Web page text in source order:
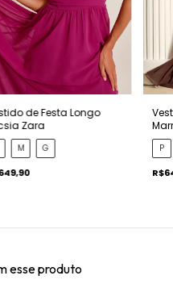
de Festa Longo
Zara
M G P
esse produto